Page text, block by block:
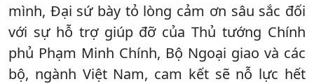
mình, Đại sứ bày tỏ lòng cảm ơn sâu sắc đối
với sự hỗ trợ giúp đỡ của Thủ tướng Chính
phủ Phạm Minh Chính, Bộ Ngoại giao và các
bộ, ngành Việt Nam, cam kết sẽ nỗ lực hết